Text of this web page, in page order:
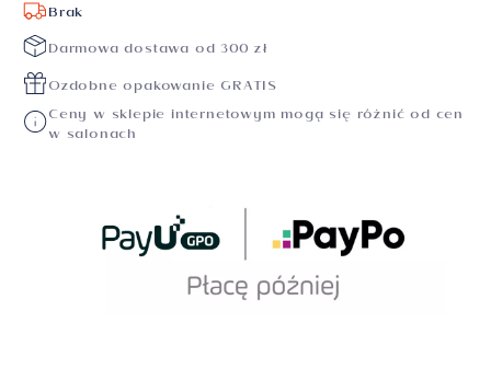
Brak
Darmowa dostawa od 300 zł
Ozdobne opakowanie GRATIS
Ceny w sklepie internetowym mogą się różnić od cen
w salonach